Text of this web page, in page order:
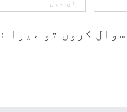
کروں تو میرا